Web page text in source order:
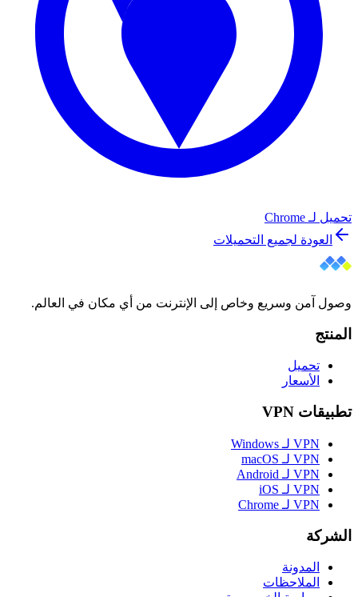
تحميل لـ Chrome
العودة لجميع التحميلات
وصول آمن وسريع وخاص إلى الإنترنت من أي مكان في العالم.
المنتج
تحميل
الأسعار
تطبيقات VPN
VPN لـ Windows
VPN لـ macOS
VPN لـ Android
VPN لـ iOS
VPN لـ Chrome
الشركة
المدونة
الملاحظات